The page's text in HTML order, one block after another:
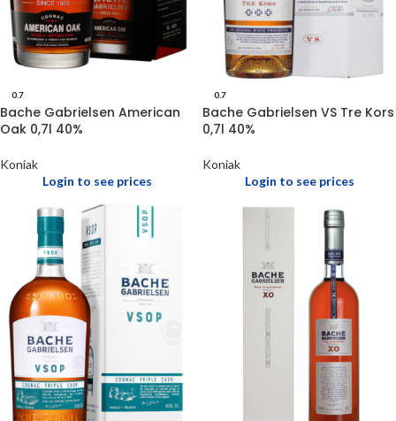
0.7
Bache Gabrielsen American
Oak 0,7l 40%
Koniak
Login to see prices
0.7
Bache Gabrielsen VS Tre Kors
0,7l 40%
Koniak
Login to see prices